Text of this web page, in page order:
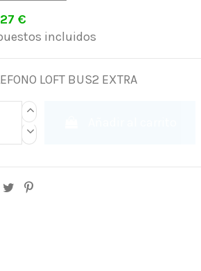
€
incluidos
LOFT BUS2 EXTRA